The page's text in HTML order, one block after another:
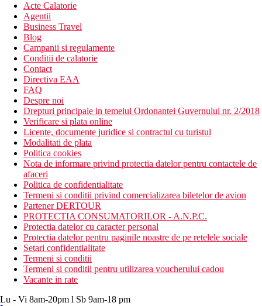
Acte Calatorie
Agentii
Business Travel
Blog
Campanii si regulamente
Conditii de calatorie
Contact
Directiva EAA
FAQ
Despre noi
Drepturi principale in temeiul Ordonantei Guvernului nr. 2/2018
Verificare si plata online
Licente, documente juridice si contractul cu turistul
Modalitati de plata
Politica cookies
Nota de informare privind protectia datelor pentru contactele de
afaceri
Politica de confidentialitate
Termeni si conditii privind comercializarea biletelor de avion
Partener DERTOUR
PROTECTIA CONSUMATORILOR - A.N.P.C.
Protectia datelor cu caracter personal
Protectia datelor pentru paginile noastre de pe retelele sociale
Setari confidentialitate
Termeni si conditii
Termeni si conditii pentru utilizarea voucherului cadou
Vacante in rate
Lu - Vi 8am-20pm l Sb 9am-18 pm